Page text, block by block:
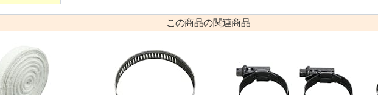
この商品の関連商品